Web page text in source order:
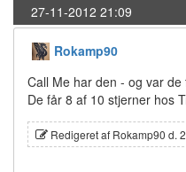
27-11-2012 21:09
Rokamp90
Call Me har den - og var
De får 8 af 10 stjerner hos
Redigeret af Rokamp90 d.